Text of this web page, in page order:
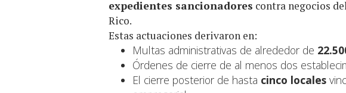
expedientes sancionadores contra negocios
Rico.
Estas actuaciones derivaron en:
Multas administrativas de alrededor de
Órdenes de cierre de al menos dos
El cierre posterior de hasta cinco locales